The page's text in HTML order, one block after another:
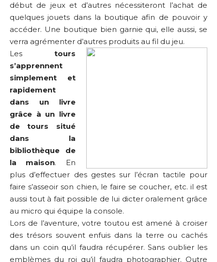
début de jeux et d’autres nécessiteront l’achat de
quelques jouets dans la boutique afin de pouvoir y
accéder. Une boutique bien garnie qui, elle aussi, se
verra agrémenter d’autres produits au fil du jeu.
Les tours
s’apprennent
simplement et
rapidement
dans un livre
grâce à un livre
de tours situé
dans la
bibliothèque de
la maison. En
plus d’effectuer des gestes sur l’écran tactile pour
faire s’asseoir son chien, le faire se coucher, etc. il est
aussi tout à fait possible de lui dicter oralement grâce
au micro qui équipe la console.
Lors de l’aventure, votre toutou est amené à croiser
des trésors souvent enfuis dans la terre ou cachés
dans un coin qu’il faudra récupérer. Sans oublier les
emblèmes du roi qu’il faudra photographier. Outre